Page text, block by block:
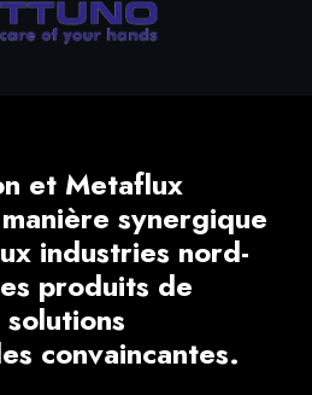
et Metaflux
synergique
industries nord-
produits de
convaincantes.